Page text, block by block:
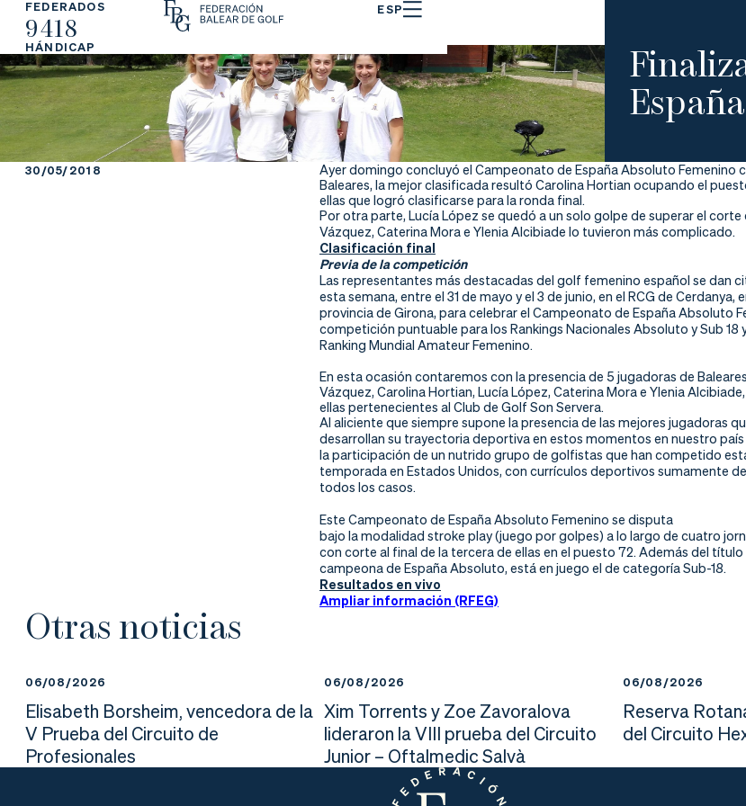
FEDERADOS
9418
HÁNDICAP
ESP
La
Fe
de
ra
Fe
de
ra
rs
Ju
ga
r
30/05/2018
Ayer domingo concluyó el Campeonato de España Absoluto Femenino
Baleares, la mejor clasificada resultó Carolina Hortian ocupando el
ellas que logró clasificarse para la ronda final.
Por otra parte, Lucía López se quedó a un solo golpe de superar el
Vázquez, Caterina Mora e Ylenia Alcibiade lo tuvieron más complicado.
Clasificación final
Previa de la competición
Las representantes más destacadas del golf femenino español se dan
esta semana, entre el 31 de mayo y el 3 de junio, en el RCG de Cerdanya,
provincia de Girona, para celebrar el Campeonato de España Absoluto
competición puntuable para los Rankings Nacionales Absoluto y Sub 18
Ranking Mundial Amateur Femenino.
En esta ocasión contaremos con la presencia de 5 jugadoras de
Vázquez, Carolina Hortian, Lucía López, Caterina Mora e Ylenia
ellas pertenecientes al Club de Golf Son Servera.
Al aliciente que siempre supone la presencia de las mejores jugadoras
desarrollan su trayectoria deportiva en estos momentos en nuestro país
la participación de un nutrido grupo de golfistas que han competido
temporada en Estados Unidos, con currículos deportivos sumamente
todos los casos.
Este Campeonato de España Absoluto Femenino se disputa
bajo la modalidad stroke play (juego por golpes) a lo largo de cuatro
con corte al final de la tercera de ellas en el puesto 72. Además del título
campeona de España Absoluto, está en juego el de categoría Sub-18.
Resultados en vivo
Ampliar información (RFEG)
Otras noticias
06/08/2026
Elisabeth Borsheim, vencedora de la
V Prueba del Circuito de
Profesionales
06/08/2026
Xim Torrents y Zoe Zavoralova
lideraron la VIII prueba del Circuito
Junior – Oftalmedic Salvà
06/08/2026
Reserva
del Circuito